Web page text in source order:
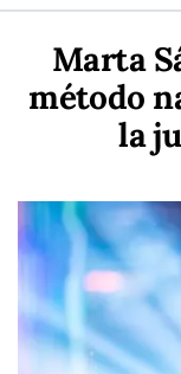
Marta
método
la